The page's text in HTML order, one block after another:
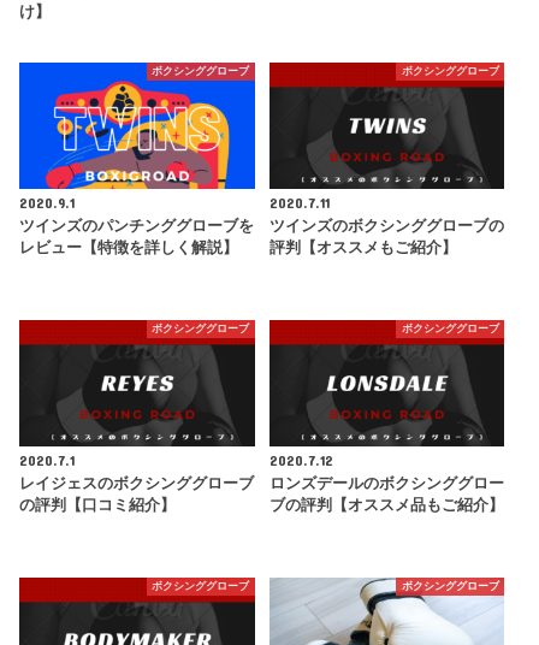
け】
ボクシンググローブ
2020.9.1
ツインズのパンチンググローブを
レビュー【特徴を詳しく解説】
ボクシンググローブ
2020.7.11
ツインズのボクシンググローブの
評判【オススメもご紹介】
ボクシンググローブ
2020.7.1
レイジェスのボクシンググローブ
の評判【口コミ紹介】
ボクシンググローブ
2020.7.12
ロンズデールのボクシンググロー
ブの評判【オススメ品もご紹介】
ボクシンググローブ ボクシンググローブ